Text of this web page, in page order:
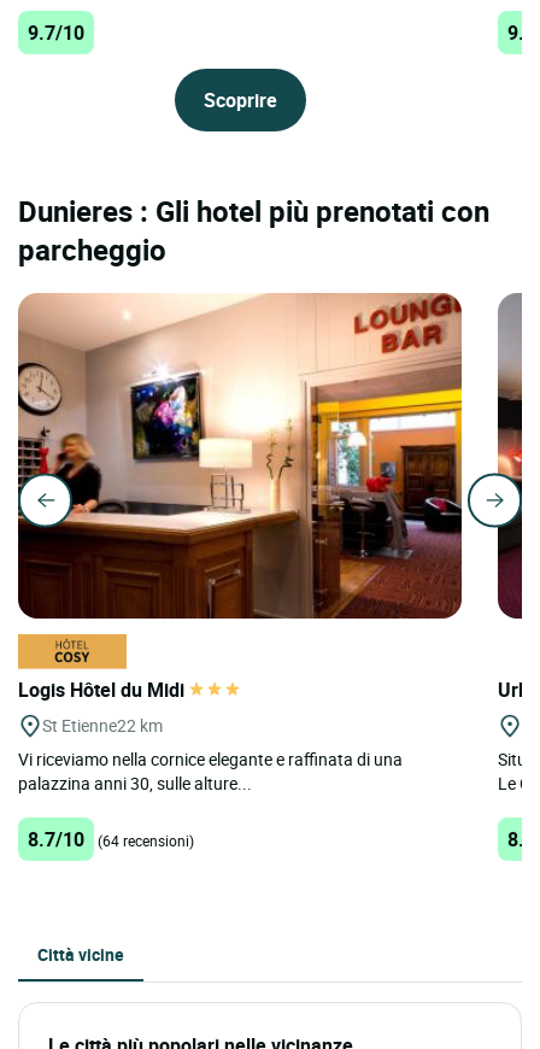
9.7/10
Scoprire
Dunieres : Gli hotel più prenotati con
parcheggio
Logis Hôtel du Midi
St Etienne22 km
Vi riceviamo nella cornice elegante e raffinata di una
palazzina anni 30, sulle alture...
8.7/10 (64 recensioni)
Le
Città vicine